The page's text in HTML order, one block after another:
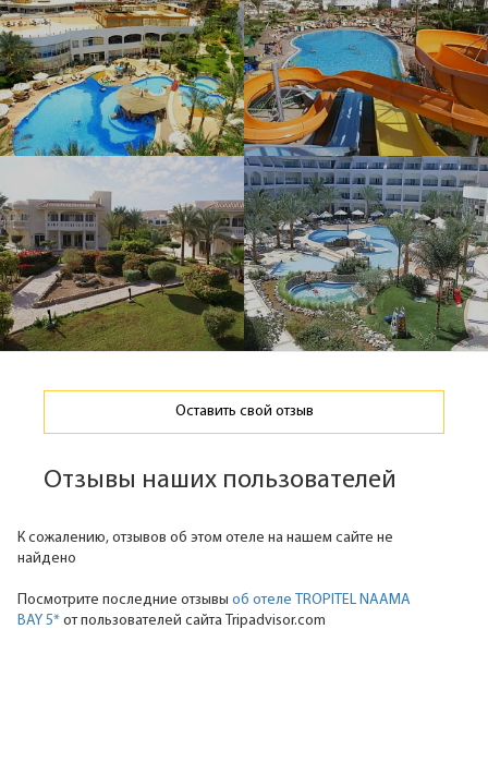
Оставить свой отзыв
Отзывы наших пользователей
К сожалению, отзывов об этом отеле на нашем сайте не
найдено
Посмотрите последние отзывы об отеле TROPITEL NAAMA
BAY 5* от пользователей сайта Tripadvisor.com